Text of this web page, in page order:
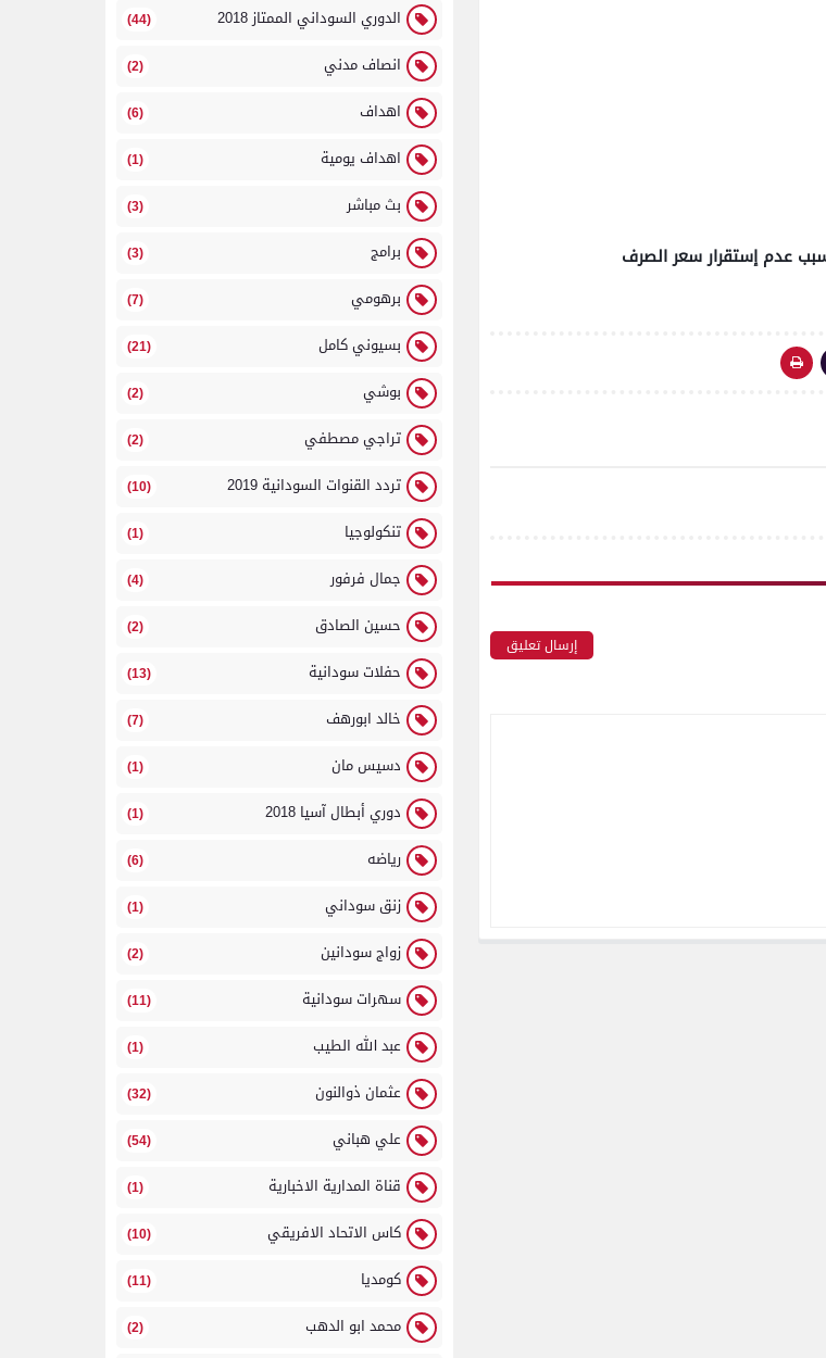
عدم إستقرار سعر الصرف
إرسال تعليق
الدوري السوداني الممتاز 2018 (44)
انصاف مدني (2)
اهداف (6)
اهداف يومية (1)
بث مباشر (3)
برامج (3)
برهومي (7)
بسيوني كامل (21)
بوشي (2)
تراجي مصطفي (2)
تردد القنوات السودانية 2019 (10)
تنكولوجيا (1)
جمال فرفور (4)
حسين الصادق (2)
حفلات سودانية (13)
خالد ابورهف (7)
دسيس مان (1)
دوري أبطال آسيا 2018 (1)
رياضه (6)
زنق سوداني (1)
زواج سودانين (2)
سهرات سودانية (11)
عبد الله الطيب (1)
عثمان ذوالنون (32)
علي هباني (54)
قناة المدارية الاخبارية (1)
كاس الاتحاد الافريقي (10)
كومديا (11)
محمد ابو الدهب (2)